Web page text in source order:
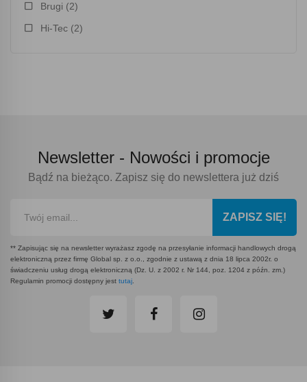
Brugi (2)
Hi-Tec (2)
Newsletter - Nowości i promocje
Bądź na bieżąco. Zapisz się do newslettera już dziś
ZAPISZ SIĘ!
** Zapisując się na newsletter wyrażasz zgodę na przesyłanie informacji handlowych drogą
elektroniczną przez firmę Global sp. z o.o., zgodnie z ustawą z dnia 18 lipca 2002r. o
świadczeniu usług drogą elektroniczną (Dz. U. z 2002 r. Nr 144, poz. 1204 z późn. zm.)
Regulamin promocji dostępny jest tutaj.